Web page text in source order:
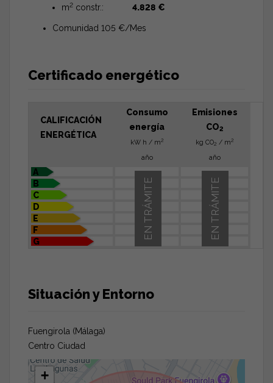
m2 constr.: 4.828 €
Comunidad 105 €/Mes
Certificado energético
CALIFICACIÓN
ENERGÉTICA
Consumo
energía
kW h / m2
año
Emisiones
CO2
kg CO2 / m2
año
A
B
C
D
E
F
G
EN TRÁMITE
EN TRÁMITE
Situación y Entorno
Fuengirola (Málaga)
Centro Ciudad
+